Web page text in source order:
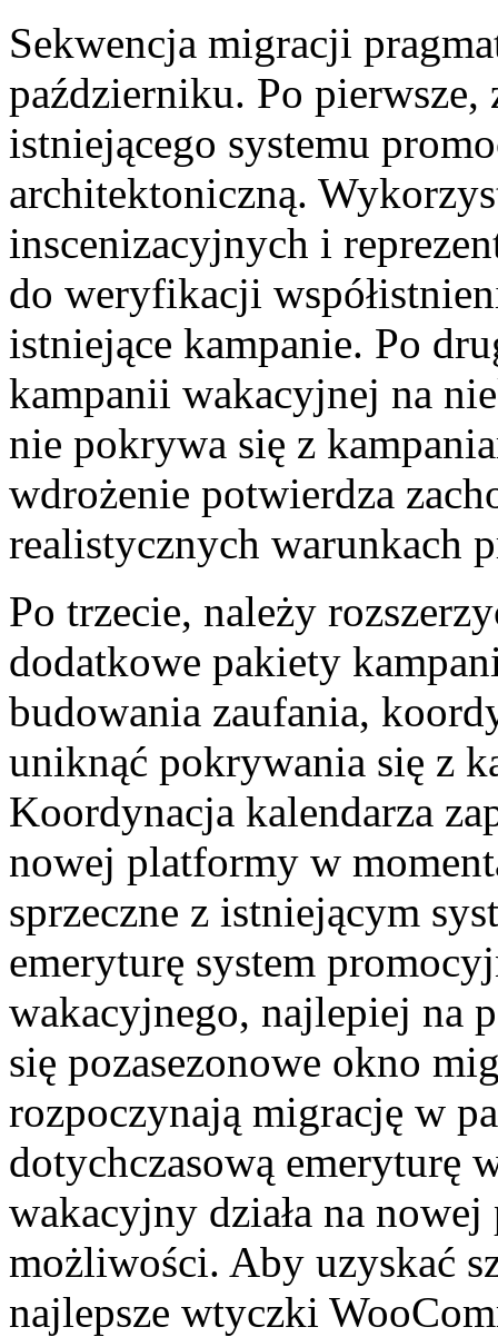
Sekwencja migracji
październiku. Po
istniejącego systemu
architektoniczną.
inscenizacyjnych i
do weryfikacji
istniejące kampanie. Po
kampanii wakacyjnej na
nie pokrywa się z
wdrożenie potwierdza
realistycznych warunkach
Po trzecie, należy
dodatkowe pakiety
budowania zaufania,
uniknąć pokrywania się z
Koordynacja kalendarza
nowej platformy w
sprzeczne z istniejącym
emeryturę system
wakacyjnego, najlepiej na
się pozasezonowe okno
rozpoczynają migrację w
dotychczasową emeryturę
wakacyjny działa na
możliwości. Aby uzyskać
najlepsze wtyczki